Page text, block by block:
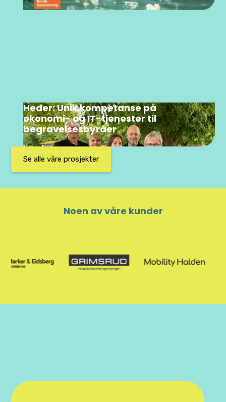
Heder: Unik kompetanse på
økonomi- og IT-tjenester til
begravelsesbyråer
Se alle våre prosjekter
Noen av våre kunder